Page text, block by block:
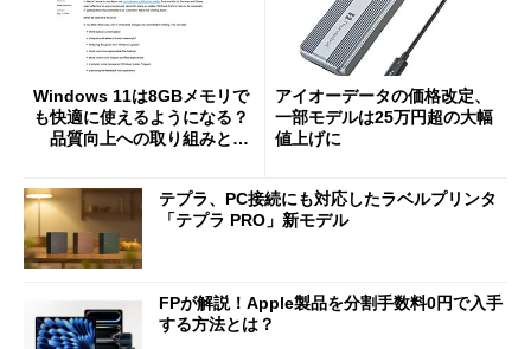
Windows 11は8GBメモリで
も快適に使えるようになる？
品質向上への取り組みと
アイオーデータの価格改定、
一部モデルは25万円超の大幅
値上げに
テプラ、PC接続にも対応したラベルプリンタ
「テプラ PRO」新モデル
FPが解説！Apple製品を分割手数料0円で入手
する方法とは？